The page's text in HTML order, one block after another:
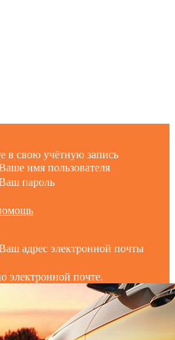
в свою учётную запись
имя пользователя
пароль
адрес электронной почты
электронной почте.